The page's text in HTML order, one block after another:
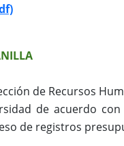
de Recursos
de acuerdo
de registros